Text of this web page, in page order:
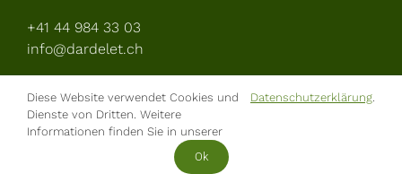
+41 44 984 33 03
info@dardelet.ch
© Dardelet Landschaftsarchitektur GmbH |
Diese Website verwendet Cookies und
Dienste von Dritten. Weitere
Informationen finden Sie in unserer
Datenschutzerklärung.
Ok